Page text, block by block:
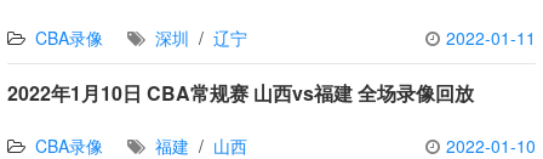
CBA录像 深圳 / 辽宁 2022-01-11
2022年1月10日 CBA常规赛 山西vs福建 全场录像回放
CBA录像 福建 / 山西 2022-01-10